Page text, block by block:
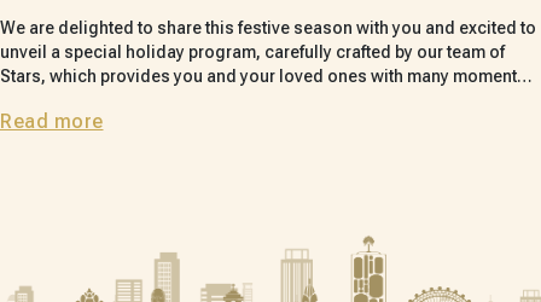
We are delighted to share this festive season with you and excited to
unveil a special holiday program, carefully crafted by our team of
Stars, which provides you and your loved ones with many moments
Read more